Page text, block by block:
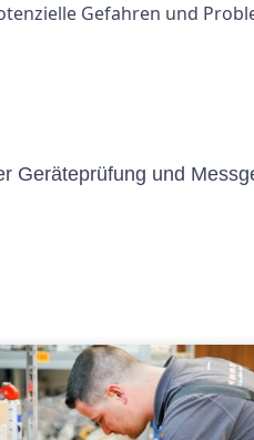
Gefahren und